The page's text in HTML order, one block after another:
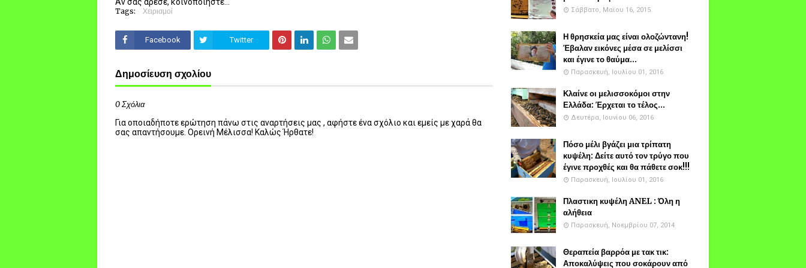
Tags: Χειρισμοί
Facebook Twitter
Δημοσίευση σχολίου
0 Σχόλια
Για οποιαδήποτε ερώτηση πάνω στις αναρτήσεις μας , αφήστε ένα σχόλιο και εμείς με χαρά θα
σας απαντήσουμε. Ορεινή Μέλισσα! Καλώς Ήρθατε!
Σάββατο, Μαΐου 16, 2015
Η θρησκεία μας είναι ολοζώντανη!
Έβαλαν εικόνες μέσα σε μελίσσι
και έγινε το θαύμα...
Παρασκευή, Ιουλίου 01, 2016
Κλαίνε οι μελισσοκόμοι στην
Ελλάδα: Έρχεται το τέλος...
Δευτέρα, Ιουνίου 06, 2016
Πόσο μέλι βγάζει μια τρίπατη
κυψέλη: Δείτε αυτό τον τρύγο που
έγινε προχθές και θα πάθετε σοκ!!!
Παρασκευή, Ιουλίου 01, 2016
Πλαστικη κυψέλη ANEL : Όλη η
αλήθεια
Παρασκευή, Νοεμβρίου 07, 2014
Θεραπεία βαρρόα με τακ τικ:
Αποκαλύψεις που σοκάρουν από